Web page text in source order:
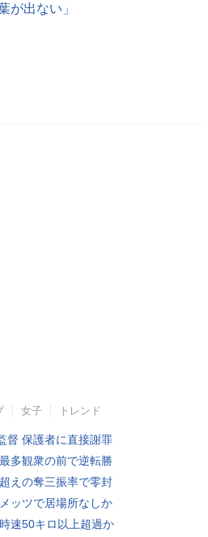
出ない」
女子 トレンド
督 保護者に直接謝罪
多観衆の前で逆転勝
えの奪三振率で零封
ッツで居場所なしか
速50キロ以上超過か